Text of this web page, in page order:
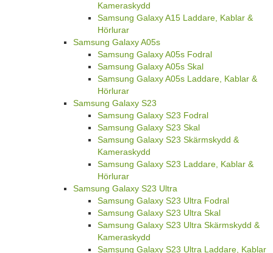
Kameraskydd
Samsung Galaxy A15 Laddare, Kablar &
Hörlurar
Samsung Galaxy A05s
Samsung Galaxy A05s Fodral
Samsung Galaxy A05s Skal
Samsung Galaxy A05s Laddare, Kablar &
Hörlurar
Samsung Galaxy S23
Samsung Galaxy S23 Fodral
Samsung Galaxy S23 Skal
Samsung Galaxy S23 Skärmskydd &
Kameraskydd
Samsung Galaxy S23 Laddare, Kablar &
Hörlurar
Samsung Galaxy S23 Ultra
Samsung Galaxy S23 Ultra Fodral
Samsung Galaxy S23 Ultra Skal
Samsung Galaxy S23 Ultra Skärmskydd &
Kameraskydd
Samsung Galaxy S23 Ultra Laddare, Kablar